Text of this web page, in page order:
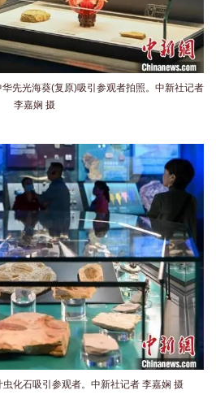
先光海葵(复原)吸引参观者拍照。 中新社记者
李嘉娴 摄
化石吸引参观者。 中新社记者 李嘉娴 摄